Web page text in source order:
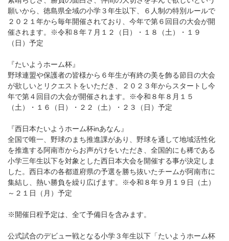
願いから、徳島県全域の小学３年生以下、６人制の特別ルールで
２０２１年から毎年開催されており、今年で第６回目の大会が開
催されます。※令和８年７月１２（日）・１８（土）・１９
（日）予定
『たいようホーム杯』
野球連盟や保護者の皆様から６年生が有終の美を飾る節目の大会
が欲しいとリクエストをいただき、２０２３年からスタートし今
年で第４回目の大会が開催されます。※令和８年８月１５
（土）・１６（日）・２２（土）・２３（日）予定
『西日本たいようホーム杯inあなん』
全国で唯一、野球のまち推進課があり、野球を通して地域活性化
を推進する阿南市からお声がけをいただき、全国的にも稀である
小学三年生以下を対象とした西日本大会を開催する事が決定しま
した。西日本の各都道府県の予選を勝ち抜いたチームが阿南市に
集結し、熱い勝負を繰り広げます。※令和８年９月１９日（土）
～２１日（月）予定
※開催日程予定は、全て予備日を含みます。
公式試合のデビュー戦となる小学３年生以下「たいようホーム杯